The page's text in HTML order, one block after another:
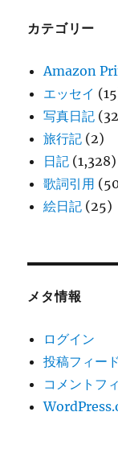
カテゴリー
Amazon
エッセイ
写真日記
旅行記 (2)
日記 (1,328)
歌詞引用
絵日記 (25)
メタ情報
ログイン
投稿フィード
コメントフ